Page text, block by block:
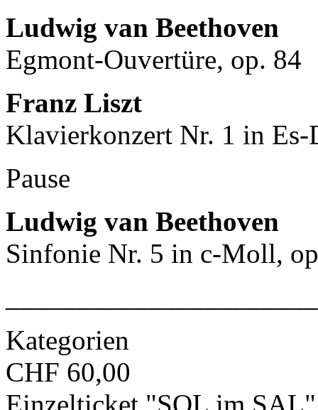
Ludwig van Beethoven
Egmont-Ouvertüre, op. 84
Franz Liszt
Klavierkonzert Nr. 1 in Es-
Pause
Ludwig van Beethoven
Sinfonie Nr. 5 in c-Moll,
Kategorien
CHF 60,00